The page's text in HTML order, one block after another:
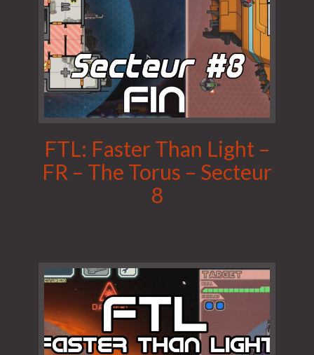
FTL: Faster Than Light –
FR – The Torus – Secteur
8